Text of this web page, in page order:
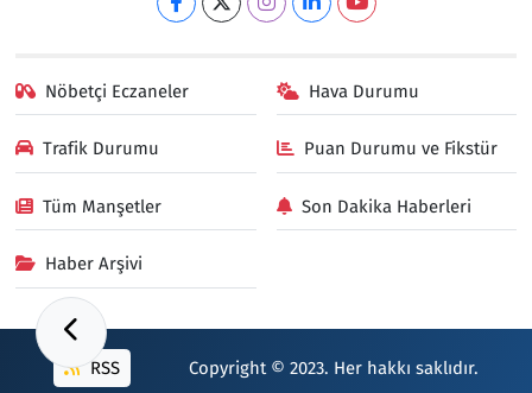
Nöbetçi Eczaneler Hava Durumu
Trafik Durumu Puan Durumu ve Fikstür
Tüm Manşetler Son Dakika Haberleri
Haber Arşivi
RSS Copyright © 2023. Her hakkı saklıdır.